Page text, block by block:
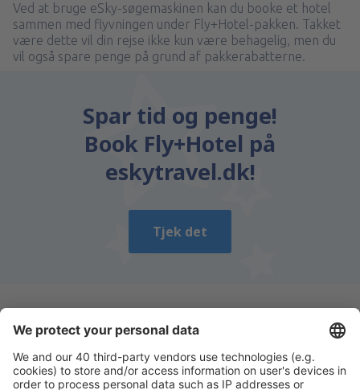
Ved at bruge eSky-søgemaskinen kan du booke et hotel
sammen med flyvningen under Fly+Hotel-pakken. Takket
være dette vil din rejse ikke kun være behagelig, men du
vil også spare penge på grund af pakkerabatterne.
Spar tid og penge!
Book Fly+Hotel på
eskytravel.dk!
Tjek det